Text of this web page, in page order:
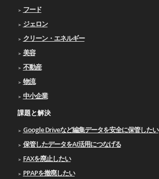
フード
ジェロン
クリーン・エネルギー
美容
不動産
物流
中小企業
課題と解決
Google Driveなど編集データを安全に保管したい
保管したデータをAI活用につなげる
FAXを廃止したい
PPAPを撤廃したい